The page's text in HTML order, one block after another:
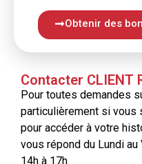
Obtenir des
Contacter CLIENT
Pour toutes demandes
particulièrement si vous
pour accéder à votre
vous répond du Lundi
14h à 17h.